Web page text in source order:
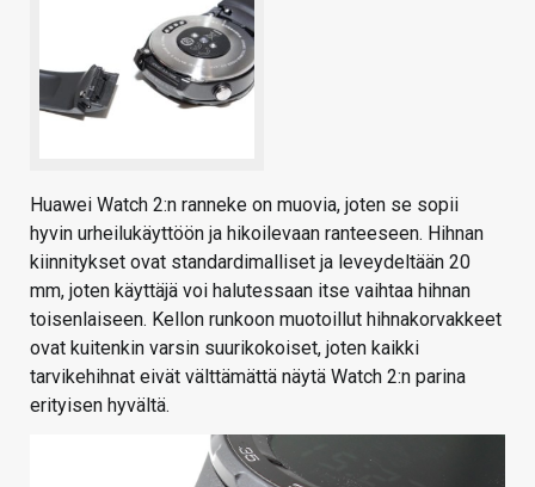
Huawei Watch 2:n ranneke on muovia, joten se sopii
hyvin urheilukäyttöön ja hikoilevaan ranteeseen. Hihnan
kiinnitykset ovat standardimalliset ja leveydeltään 20
mm, joten käyttäjä voi halutessaan itse vaihtaa hihnan
toisenlaiseen. Kellon runkoon muotoillut hihnakorvakkeet
ovat kuitenkin varsin suurikokoiset, joten kaikki
tarvikehihnat eivät välttämättä näytä Watch 2:n parina
erityisen hyvältä.